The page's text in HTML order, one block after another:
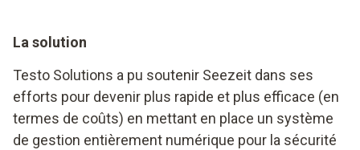
La solution
Testo Solutions a pu soutenir Seezeit dans ses
efforts pour devenir plus rapide et plus efficace (en
termes de coûts) en mettant en place un système
de gestion entièrement numérique pour la sécurité